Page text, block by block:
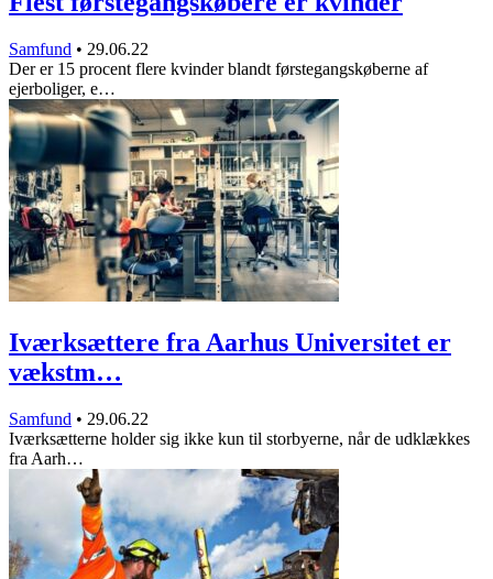
Samfund • 29.06.22
Der er 15 procent flere kvinder blandt førstegangskøberne af
ejerboliger, e…
Iværksættere fra Aarhus Universitet er
vækstm…
Samfund • 29.06.22
Iværksætterne holder sig ikke kun til storbyerne, når de udklækkes
fra Aarh…